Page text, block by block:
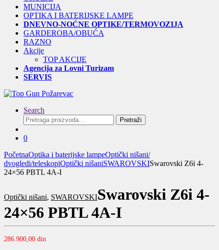
MUNICIJA
OPTIKA I BATERIJSKE LAMPE
DNEVNO-NOĆNE OPTIKE/TERMOVOZIJA
GARDEROBA/OBUĆA
RAZNO
Akcije
TOP AKCIJE
Agencija za Lovni Turizam
SERVIS
Search
Pretraga
za:
Pretraži
0
PočetnaOptika i baterijske lampeOptički nišani/
dvogledi/teleskopiOptički nišaniSWAROVSKISwarovski Z6i 4-
24×56 PBTL 4A-I
Optički nišani, SWAROVSKISwarovski Z6i 4-
24×56 PBTL 4A-I
286.900,00 din